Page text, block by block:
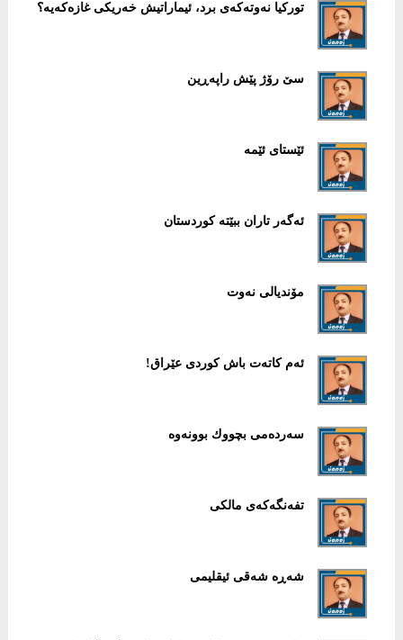
توركیا نەوتەكەی برد، ئیماراتیش خەریكی غازەكەیە؟
سێ رۆژ پێش راپەڕین
ئێستای ئێمە
ئەگەر تاران ببێتە كوردستان
مۆندیالی نەوت
ئەم كاتەت باش كوردی عێراق!
سەردەمی بچووك بوونەوە
تفەنگەكەی مالكی
شەڕە شەقی ئیقلیمی